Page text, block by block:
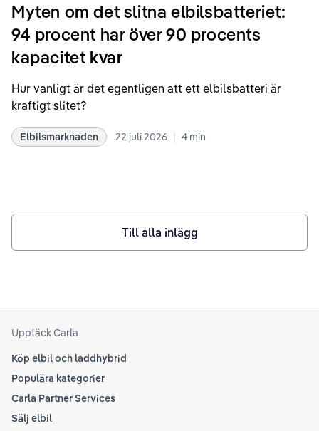
Myten om det slitna elbilsbatteriet:
94 procent har över 90 procents
kapacitet kvar
Hur vanligt är det egentligen att ett elbilsbatteri är
kraftigt slitet?
Elbilsmarknaden 22 juli 2026 | 4 min
Till alla inlägg
Upptäck Carla
Köp elbil och laddhybrid
Populära kategorier
Carla Partner Services
Sälj elbil